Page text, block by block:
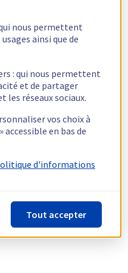
nous permettent
ainsi que de
: qui nous permettent
et de partager
les réseaux sociaux.
vos choix à
en bas de
d'informations
Tout accepter